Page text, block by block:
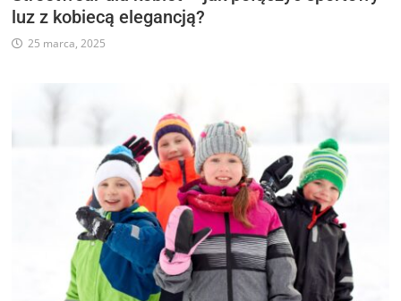
luz z kobiecą elegancją?
25 marca, 2025